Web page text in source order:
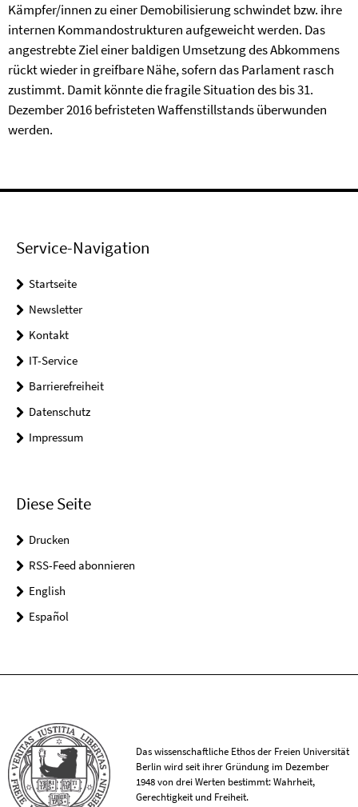
Kämpfer/innen zu einer Demobilisierung schwindet bzw. ihre
internen Kommandostrukturen aufgeweicht werden. Das
angestrebte Ziel einer baldigen Umsetzung des Abkommens
rückt wieder in greifbare Nähe, sofern das Parlament rasch
zustimmt. Damit könnte die fragile Situation des bis 31.
Dezember 2016 befristeten Waffenstillstands überwunden
werden.
Service-Navigation
Startseite
Newsletter
Kontakt
IT-Service
Barrierefreiheit
Datenschutz
Impressum
Diese Seite
Drucken
RSS-Feed abonnieren
English
Español
Das wissenschaftliche Ethos der Freien Universität
Berlin wird seit ihrer Gründung im Dezember
1948 von drei Werten bestimmt: Wahrheit,
Gerechtigkeit und Freiheit.